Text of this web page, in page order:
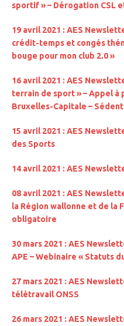
sportif » – Dérogation CSL
19 avril 2021 : AES
crédit-temps et congés
bouge pour mon club 2.0 »
16 avril 2021 : AES
terrain de sport » – Appel à
Bruxelles-Capitale –
15 avril 2021 : AES
des Sports
14 avril 2021 : AES
08 avril 2021 : AES
la Région wallonne et de la
obligatoire
30 mars 2021 : AES
APE – Webinaire « Statuts
27 mars 2021 : AES
télétravail ONSS
26 mars 2021 : AES